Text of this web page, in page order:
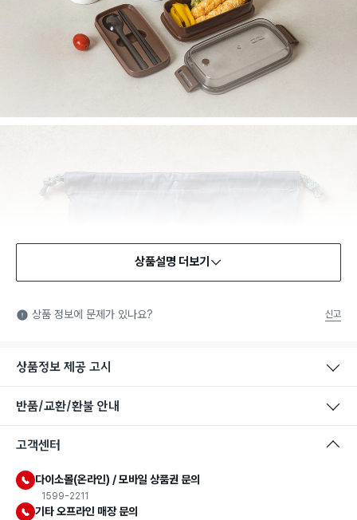
식품용 기구: 식품위생법에서 정한 규격에 따라 제조되어 식품 또
는 식품첨가물에 사용할 수 있는 식품용기구라는 표시입니다.
상품설명 더보기
상품 정보에 문제가 있나요? 신고
상품정보 제공 고시
반품/교환/환불 안내
고객센터
다이소몰(온라인) / 모바일 상품권 문의
1599-2211
기타 오프라인 매장 문의